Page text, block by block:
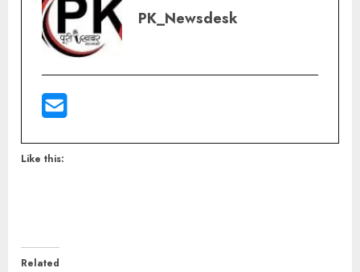
PK_Newsdesk
Like this:
Related